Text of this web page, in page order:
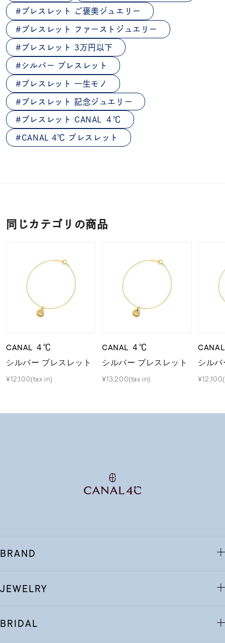
ブレスレット ご褒美ジュエリー
ブレスレット ファーストジュエリー
ブレスレット 3万円以下
シルバー ブレスレット
ブレスレット 一生モノ
ブレスレット 記念ジュエリー
ブレスレット CANAL ４℃
CANAL 4℃ ブレスレット
同じカテゴリの商品
CANAL ４℃
シルバー ブレスレット
¥12,100(tax in)
CANAL ４℃
シルバー ブレスレット
¥13,200(tax in)
シル
BRAND
JEWELRY
BRIDAL